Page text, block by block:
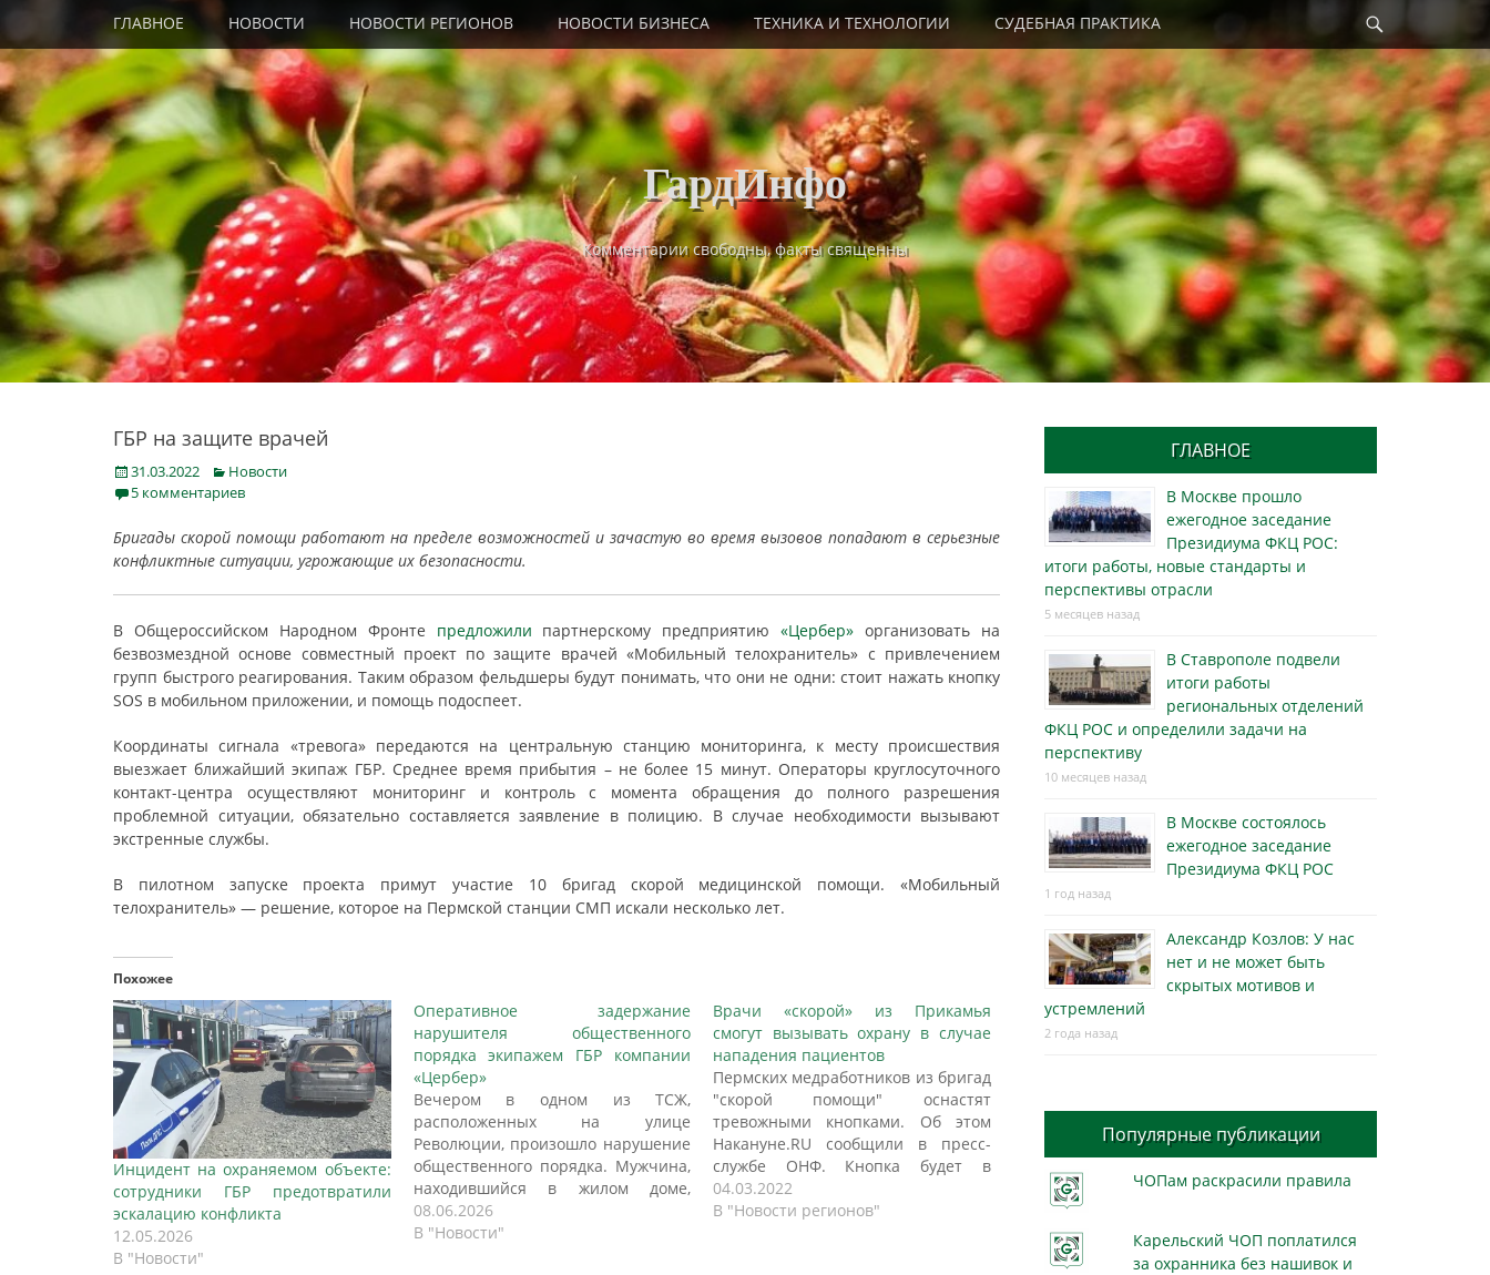
content
Primary Menu
ГЛАВНОЕ НОВОСТИ НОВОСТИ РЕГИОНОВ НОВОСТИ БИЗНЕСА ТЕХНИКА И ТЕХНОЛОГИИ СУДЕБНАЯ ПРАКТИКА
ГардИнфо
Комментарии свободны, факты священны
ГБР на защите врачей
Posted
on
31.03.2022 Categories
Новости
5 комментариев
Бригады скорой помощи работают на пределе возможностей и зачастую во время вызовов попадают в серьезные
конфликтные ситуации, угрожающие их безопасности.
В Общероссийском Народном Фронте предложили партнерскому предприятию«Цербер» организовать на
безвозмездной основе совместный проект по защите врачей «Мобильный телохранитель» с привлечением
групп быстрого реагирования. Таким образом фельдшеры будут понимать, что они не одни: стоит нажать кнопку
SOS в мобильном приложении, и помощь подоспеет.
Координаты сигнала «тревога» передаются на центральную станцию мониторинга, к месту происшествия
выезжает ближайший экипаж ГБР. Среднее время прибытия – не более 15 минут. Операторы круглосуточного
контакт-центра осуществляют мониторинг и контроль с момента обращения до полного разрешения
проблемной ситуации, обязательно составляется заявление в полицию. В случае необходимости вызывают
экстренные службы.
В пилотном запуске проекта примут участие 10 бригад скорой медицинской помощи. «Мобильный
телохранитель» — решение, которое на Пермской станции СМП искали несколько лет.
Похожее
Инцидент на охраняемом объекте:
сотрудники ГБР предотвратили
эскалацию конфликта
12.05.2026
В "Новости"
Оперативное задержание
нарушителя общественного
порядка экипажем ГБР компании
«Цербер»
Вечером в одном из ТСЖ,
расположенных на улице
Революции, произошло нарушение
общественного порядка. Мужчина,
находившийся в жилом доме,
проявил агрессию: он повредил
несколько припаркованных во
08.06.2026
В "Новости"
Врачи «скорой» из Прикамья
смогут вызывать охрану в случае
нападения пациентов
Пермских медработников из бригад
"скорой помощи" оснастят
тревожными кнопками. Об этом
Накануне.RU сообщили в пресс-
службе ОНФ. Кнопка будет в
мобильном приложении в
телефонах врачей. Проект
04.03.2022
В "Новости регионов"
ГЛАВНОЕ
В Москве прошло
ежегодное заседание
Президиума ФКЦ РОС:
итоги работы, новые стандарты и
перспективы отрасли
5 месяцев назад
В Ставрополе подвели
итоги работы
региональных отделений
ФКЦ РОС и определили задачи на
перспективу
10 месяцев назад
В Москве состоялось
ежегодное заседание
Президиума ФКЦ РОС
1 год назад
Александр Козлов: У нас
нет и не может быть
скрытых мотивов и
устремлений
2 года назад
Популярные публикации
ЧОПам раскрасили правила
Карельский ЧОП поплатился
за охранника без нашивок и